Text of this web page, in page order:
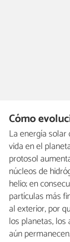
Cómo
La energía
vida en el
protosol
núcleos de
helio; en
partículas más
al exterior, por
los planetas,
aún